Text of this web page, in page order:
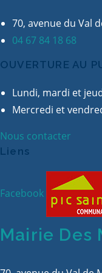
70, avenue du Val
04 67 84 18 68
OUVERTURE AU
Lundi, mardi et
Mercredi et
Nous contacter
Liens
Facebook
Mairie Des